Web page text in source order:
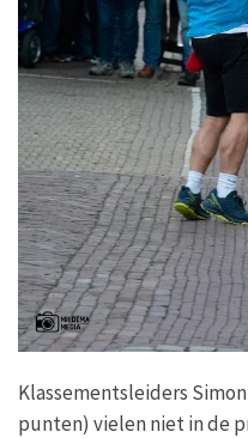
Klassementsleiders
punten) vielen niet in de